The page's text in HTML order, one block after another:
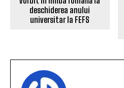
VIDEO Liga 1: Devis Mangia a